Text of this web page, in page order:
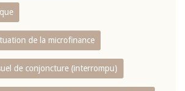
de la microfinance
de conjoncture (interrompu)